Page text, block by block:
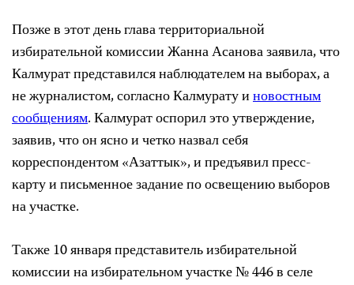
Позже в этот день глава территориальной
избирательной комиссии Жанна Асанова заявила, что
Калмурат представился наблюдателем на выборах, а
не журналистом, согласно Калмурату иновостным
сообщениям. Калмурат оспорил это утверждение,
заявив, что он ясно и четко назвал себя
корреспондентом «Азаттык», и предъявил пресс-
карту и письменное задание по освещению выборов
на участке.
Также 10 января представитель избирательной
комиссии на избирательном участке № 446 в селе